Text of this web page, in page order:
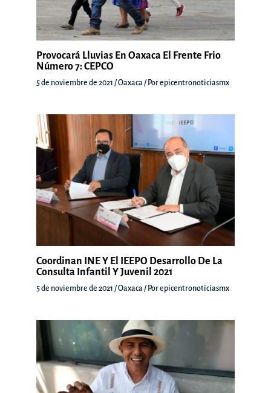
Provocará Lluvias En Oaxaca El Frente Frio
Número 7: CEPCO
5 de noviembre de 2021 /Oaxaca / Porepicentronoticiasmx
Coordinan INE Y El IEEPO Desarrollo De La
Consulta Infantil Y Juvenil 2021
5 de noviembre de 2021 /Oaxaca / Porepicentronoticiasmx